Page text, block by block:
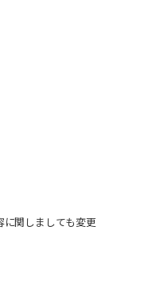
関しましても変更